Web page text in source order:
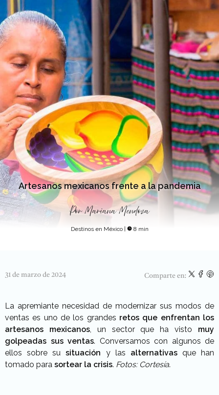
Artesanos mexicanos frente a la pandemia
Por Mariana Mendoza
Destinos en México 8 min
31 de marzo de 2024 Comparte en:
La apremiante necesidad de modernizar sus modos de
ventas es uno de los grandes retos que enfrentan los
artesanos mexicanos, un sector que ha visto muy
golpeadas sus ventas. Conversamos con algunos de
ellos sobre susituación y las alternativasque han
tomado para sortear la crisis. Fotos: Cortesía.